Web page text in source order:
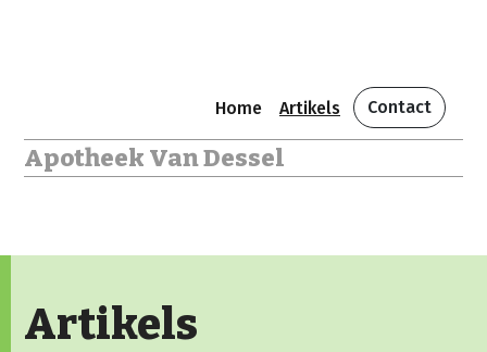
Home Artikels Contact
Apotheek Van Dessel
Artikels